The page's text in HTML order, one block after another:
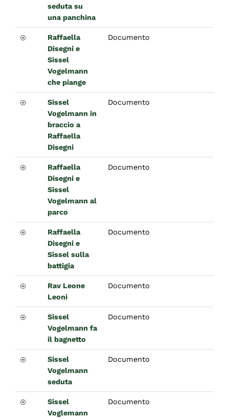
seduta su
una panchina
Raffaella
Disegni e
Sissel
Vogelmann
che piange
Documento
Sissel
Vogelmann in
braccio a
Raffaella
Disegni
Documento
Raffaella
Disegni e
Sissel
Vogelmann al
parco
Documento
Raffaella
Disegni e
Sissel sulla
battigia
Documento
Rav Leone
Leoni
Documento
Sissel
Vogelmann fa
il bagnetto
Documento
Sissel
Vogelmann
seduta
Documento
Sissel
Voglemann
Documento